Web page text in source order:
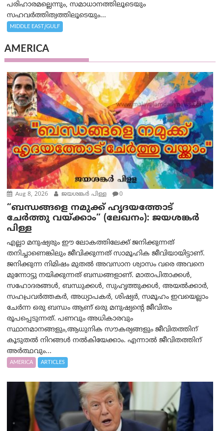
പരിഹാരമല്ലെന്നും, സമാധാനത്തിലൂടെയും
സഹവര്‍ത്തിത്വത്തിലൂടെയും...
MIDDLE EAST/GULF
AMERICA
Aug 8, 2026 ജയശങ്കര്‍ പിള്ള 0
“ബന്ധങ്ങളെ നമുക്ക് ഹൃദയത്തോട്
ചേർത്തു വയ്ക്കാം” (ലേഖനം): ജയശങ്കര്‍
പിള്ള
എല്ലാ മനുഷ്യരും ഈ ലോകത്തിലേക്ക് ജനിക്കുന്നത്
തനിച്ചാണെങ്കിലും ജീവിക്കുന്നത് സാമൂഹിക ജീവിയായിട്ടാണ്.
ജനിക്കുന്ന നിമിഷം മുതൽ അവസാന ശ്വാസം വരെ അവനെ
മുന്നോട്ടു നയിക്കുന്നത് ബന്ധങ്ങളാണ്. മാതാപിതാക്കൾ,
സഹോദരങ്ങൾ, ബന്ധുക്കൾ, സുഹൃത്തുക്കൾ, അയൽക്കാർ,
സഹപ്രവർത്തകർ, അധ്യാപകർ, ശിഷ്യർ, സമൂഹം ഇവയെല്ലാം
ചേർന്ന ഒരു ബന്ധം ആണ് ഒരു മനുഷ്യന്റെ ജീവിതം
രൂപപ്പെടുന്നത്. പണവും അധികാരവും
സ്ഥാനമാനങ്ങളും,ആധുനിക സൗകര്യങ്ങളും ജീവിതത്തിന്
കൂടുതൽ നിറങ്ങൾ നൽകിയേക്കാം. എന്നാൽ ജീവിതത്തിന്
അർത്ഥവും...
AMERICA ARTICLES